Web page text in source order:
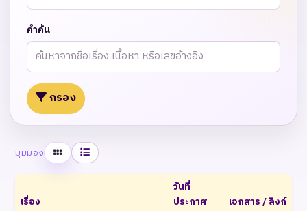
คำค้น
กรอง
มุมมอง ตารางรายการ
เรื่อง
วันที่
ประกาศ
เอกสาร / ลิงก์